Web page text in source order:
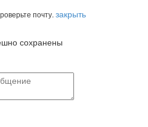
почту. закрыть
сохранены